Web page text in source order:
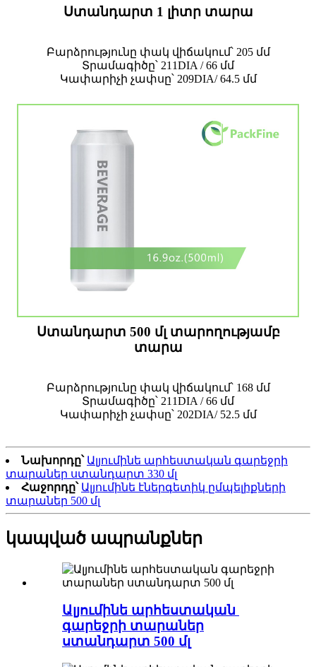
Ստանդարտ 1 լիտր տարա
Բարձրությունը փակ վիճակում՝ 205 մմ
Տրամագիծը՝ 211DIA / 66 մմ
Կափարիչի չափսը՝ 209DIA/ 64.5 մմ
Ստանդարտ 500 մլ տարողությամբ
տարա
Բարձրությունը փակ վիճակում՝ 168 մմ
Տրամագիծը՝ 211DIA / 66 մմ
Կափարիչի չափսը՝ 202DIA/ 52.5 մմ
Նախորդը՝ Ալյումինե արհեստական ​​գարեջրի
տարաներ ստանդարտ 330 մլ
Հաջորդը՝ Ալյումինե էներգետիկ ըմպելիքների
տարաներ 500 մլ
կապված ապրանքներ
Ալյումինե արհեստական ​​
գարեջրի տարաներ
ստանդարտ 500 մլ